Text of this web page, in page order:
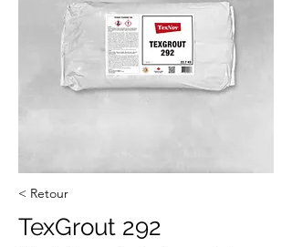
< Retour
TexGrout 292